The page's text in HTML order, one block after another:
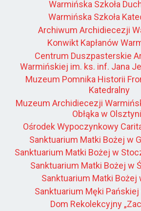
Warmińska Szkoła
Warmińska Szkoła
Archiwum Archidiecezji
Konwikt Kapłanów
Centrum Duszpasterskie
Warmińskiej im. ks. inf. Jana
Muzeum Pomnika Historii
Katedralny
Muzeum Archidiecezji
Obłąka w
Ośrodek Wypoczynkowy
Sanktuarium Matki Bożej w
Sanktuarium Matki Bożej w
Sanktuarium Matki Bożej w
Sanktuarium Matki Bożej
Sanktuarium Męki Pańskiej
Dom Rekolekcyjny